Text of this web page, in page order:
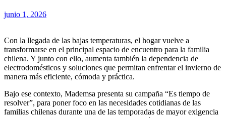
junio 1, 2026
Con la llegada de las bajas temperaturas, el hogar vuelve a
transformarse en el principal espacio de encuentro para la familia
chilena. Y junto con ello, aumenta también la dependencia de
electrodomésticos y soluciones que permitan enfrentar el invierno de
manera más eficiente, cómoda y práctica.
Bajo ese contexto, Mademsa presenta su campaña “Es tiempo de
resolver”, para poner foco en las necesidades cotidianas de las
familias chilenas durante una de las temporadas de mayor exigencia